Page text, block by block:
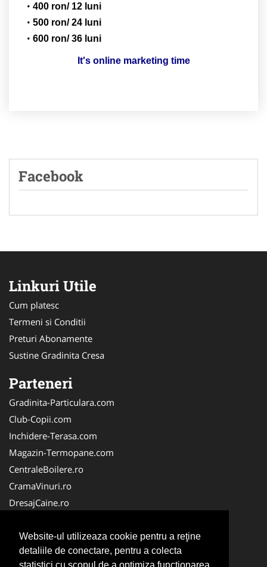
Website-ul utilizeaza cookie pentru a reţine
detaliile de conectare, pentru a colecta
400 ron/ 12 luni
500 ron/ 24 luni
600 ron/ 36 luni
It's online marketing time
Facebook
Linkuri Utile
Cum platesc
Termeni si Conditii
Preturi Abonamente
Sustine Gradinita Cresa
Parteneri
Gradinita-Particulara.com
Club-Copii.com
Inchidere-Terasa.com
Magazin-Termopane.com
CentraleBoilere.ro
CramaVinuri.ro
DresajCaine.ro
Alpinist-Utilitar.com
Birouri-Cadastru.ro